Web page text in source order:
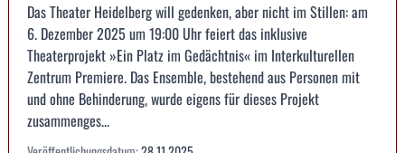
Das Theater Heidelberg will gedenken, aber nicht im Stillen: am
6. Dezember 2025 um 19:00 Uhr feiert das inklusive
Theaterprojekt »Ein Platz im Gedächtnis« im Interkulturellen
Zentrum Premiere. Das Ensemble, bestehend aus Personen mit
und ohne Behinderung, wurde eigens für dieses Projekt
zusammenges...